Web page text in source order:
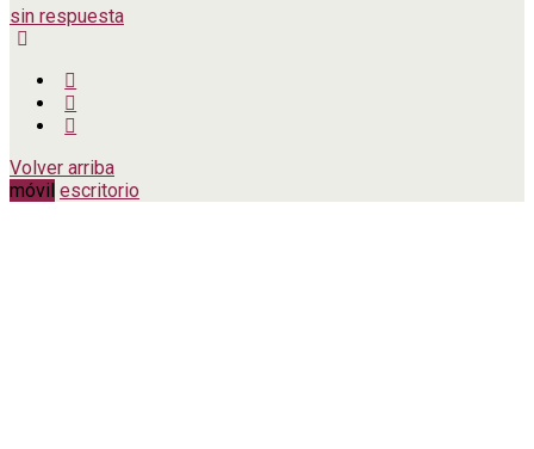
sin respuesta
Volver arriba
móvil escritorio